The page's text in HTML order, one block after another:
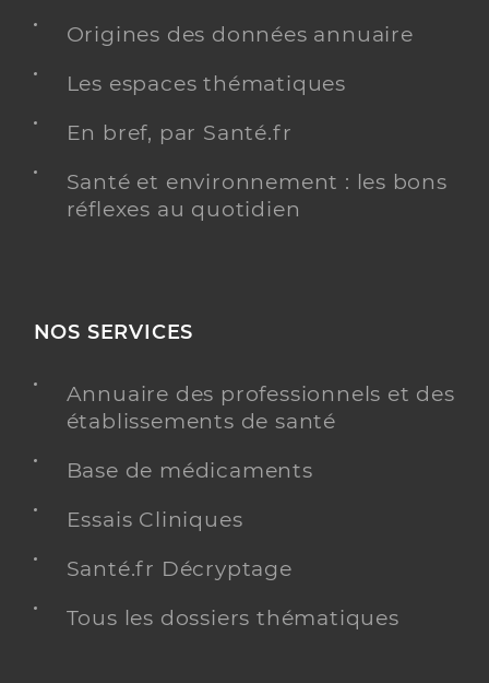
Origines des données annuaire
Les espaces thématiques
En bref, par Santé.fr
Santé et environnement : les bons
réflexes au quotidien
NOS SERVICES
Annuaire des professionnels et des
établissements de santé
Base de médicaments
Essais Cliniques
Santé.fr Décryptage
Tous les dossiers thématiques